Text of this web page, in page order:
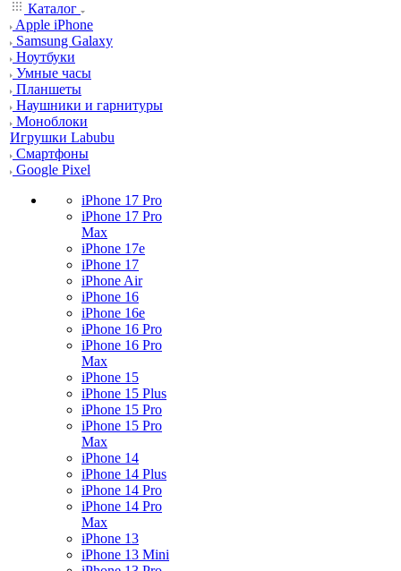
Каталог
Apple iPhone
Samsung Galaxy
Ноутбуки
Умные часы
Планшеты
Наушники и гарнитуры
Моноблоки
Игрушки Labubu
Смартфоны
Google Pixel
iPhone 17 Pro
iPhone 17 Pro
Max
iPhone 17e
iPhone 17
iPhone Air
iPhone 16
iPhone 16e
iPhone 16 Pro
iPhone 16 Pro
Max
iPhone 15
iPhone 15 Plus
iPhone 15 Pro
iPhone 15 Pro
Max
iPhone 14
iPhone 14 Plus
iPhone 14 Pro
iPhone 14 Pro
Max
iPhone 13
iPhone 13 Mini